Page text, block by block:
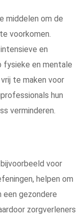
middelen om de
voorkomen.
en
fysieke en mentale
te maken voor
hun
verminderen.
voor
helpen om
een gezondere
zorgverleners